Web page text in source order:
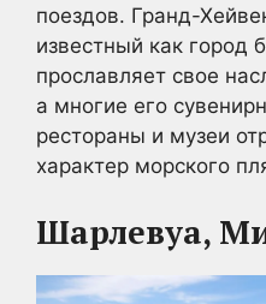
поездов. Гранд-
известный как город
прославляет свое
а многие его
рестораны и музеи
характер морского
Шарлевуа,